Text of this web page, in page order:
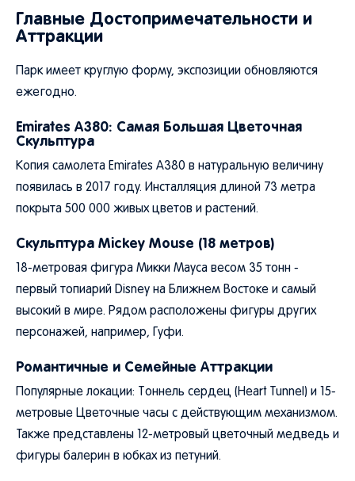
Главные Достопримечательности и
Аттракции
Парк имеет круглую форму, экспозиции обновляются
ежегодно.
Emirates A380: Самая Большая Цветочная
Скульптура
Копия самолета Emirates A380 в натуральную величину
появилась в 2017 году. Инсталляция длиной 73 метра
покрыта 500 000 живых цветов и растений.
Скульптура Mickey Mouse (18 метров)
18-метровая фигура Микки Мауса весом 35 тонн -
первый топиарий Disney на Ближнем Востоке и самый
высокий в мире. Рядом расположены фигуры других
персонажей, например, Гуфи.
Романтичные и Семейные Аттракции
Популярные локации: Тоннель сердец (Heart Tunnel) и 15-
метровые Цветочные часы с действующим механизмом.
Также представлены 12-метровый цветочный медведь и
фигуры балерин в юбках из петуний.